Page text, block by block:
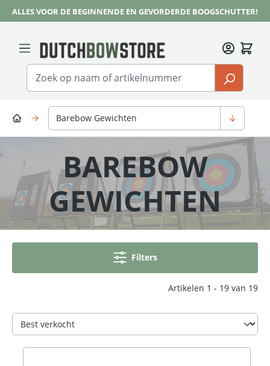
Ga naar de hoofdinhoud
ALLES VOOR DE BEGINNENDE EN GEVORDERDE BOOGSCHUTTER!
Barebow Gewichten
BAREBOW
GEWICHTEN
Filters
Artikelen 1 - 19 van 19